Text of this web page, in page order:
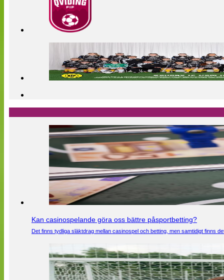
Kan casinospelande göra oss bättre påsportbetting?
Det finns tydliga släktdrag mellan casinospel och betting, men samtidigt finns